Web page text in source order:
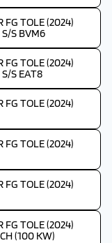
FG TOLE (2024)
S BVM6
FG TOLE (2024)
S EAT8
FG TOLE (2024)
FG TOLE (2024)
FG TOLE (2024)
FG TOLE (2024)
(100 KW)